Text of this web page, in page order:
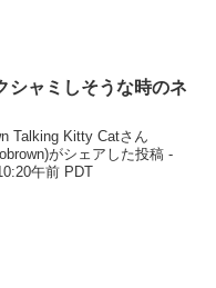
シャミしそうな時のネ
Talking Kitty Catさん
がシェアした投稿 -
午前 PDT